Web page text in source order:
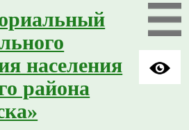
населения
района